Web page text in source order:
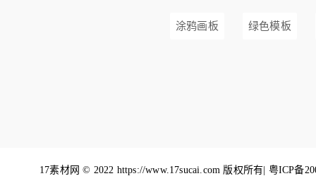
涂鸦画板 绿色模板
17素材网 © 2022 https://www.17sucai.com 版权所有| 粤ICP备